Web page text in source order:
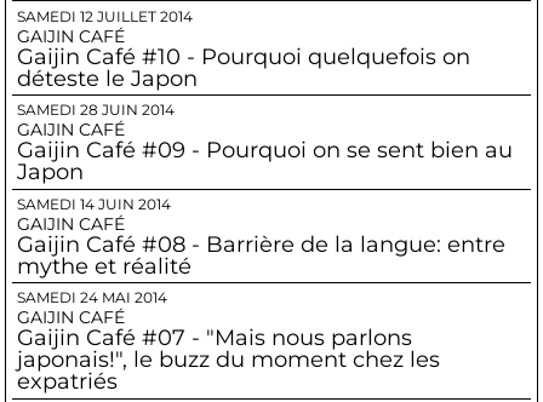
SAMEDI 12 JUILLET 2014
GAIJIN CAFÉ
Gaijin Café #10 - Pourquoi quelquefois on
déteste le Japon
SAMEDI 28 JUIN 2014
GAIJIN CAFÉ
Gaijin Café #09 - Pourquoi on se sent bien au
Japon
SAMEDI 14 JUIN 2014
GAIJIN CAFÉ
Gaijin Café #08 - Barrière de la langue: entre
mythe et réalité
SAMEDI 24 MAI 2014
GAIJIN CAFÉ
Gaijin Café #07 - "Mais nous parlons
japonais!", le buzz du moment chez les
expatriés